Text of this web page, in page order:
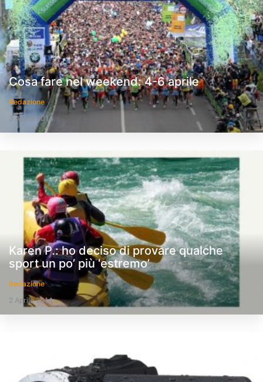
Cosa fare nel weekend: 4-6 aprile
Redazione
3 Aprile 2014
Karen P.: ho deciso di provare qualche
sport un po’ più ‘estremo’
Redazione
2 Aprile 2014